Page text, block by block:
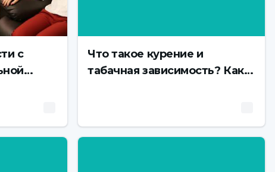
с
Что такое курение и
табачная зависимость? Как